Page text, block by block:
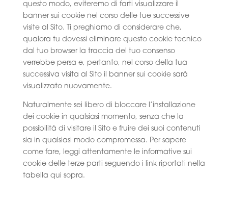
questo modo, eviteremo di farti visualizzare il
banner sui cookie nel corso delle tue successive
visite al Sito. Ti preghiamo di considerare che,
qualora tu dovessi eliminare questo cookie tecnico
dal tuo browser la traccia del tuo consenso
verrebbe persa e, pertanto, nel corso della tua
successiva visita al Sito il banner sui cookie sarà
visualizzato nuovamente.
Naturalmente sei libero di bloccare l’installazione
dei cookie in qualsiasi momento, senza che la
possibilità di visitare il Sito e fruire dei suoi contenuti
sia in qualsiasi modo compromessa. Per sapere
come fare, leggi attentamente le informative sui
cookie delle terze parti seguendo i link riportati nella
tabella qui sopra.